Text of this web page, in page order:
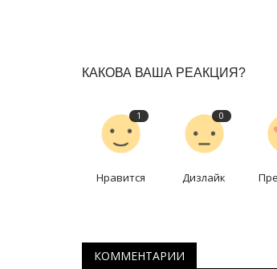
КАКОВА ВАША РЕАКЦИЯ?
1
Нравится
0
Дизлайк
КОММЕНТАРИИ
История одного
Февр 21, 2026
Жительница Павлодара